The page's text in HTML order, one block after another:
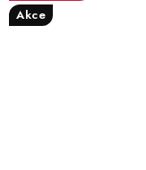
Akce